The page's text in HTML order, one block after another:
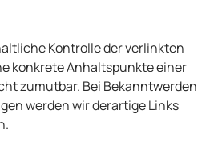
Kontrolle der verlinkten
konkrete Anhaltspunkte einer
zumutbar. Bei Bekanntwerden
werden wir derartige Links